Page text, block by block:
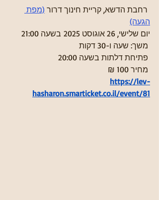
רחבת הדשא, קריית חינוך דרור (מפת
הגעה)
יום שלישי, 26 אוגוסט 2025 בשעה 21:00
https://lev-
hasharon.smarticket.co.il/event/81